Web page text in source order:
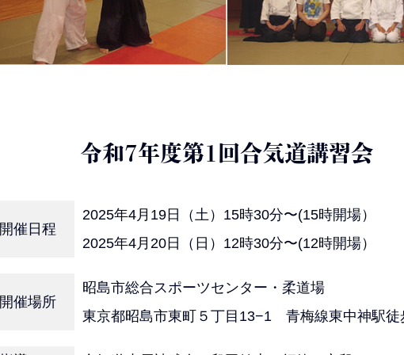
令和7年度第1回合気道講習会
開催 日程
2025年4月19日（土）15時30分〜(15時開場）
2025年4月20日（日）12時30分〜(12時開場）
開催場所
昭島市総合スポーツセンター・柔道場
東京都昭島市東町５丁目13−1 青梅線東中神駅徒